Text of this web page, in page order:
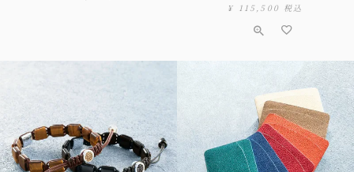
¥ 115,500 税込